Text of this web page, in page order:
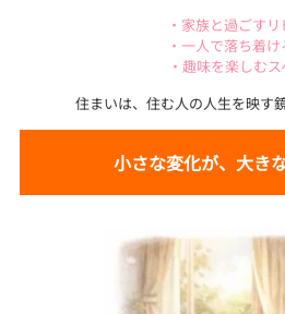
・家族と過ごす
・一人で落ち着
・趣味を楽しむス
住まいは、住む人の人生を映す
小さな変化が、大き